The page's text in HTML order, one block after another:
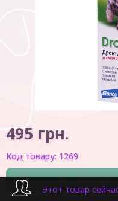
495 грн.
Код товару: 1269
У кошик
Этот товар